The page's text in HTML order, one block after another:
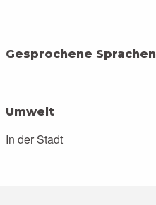
Gesprochene Sprachen
Gesprochene Sprachen
Umwelt
Umwelt
In der Stadt